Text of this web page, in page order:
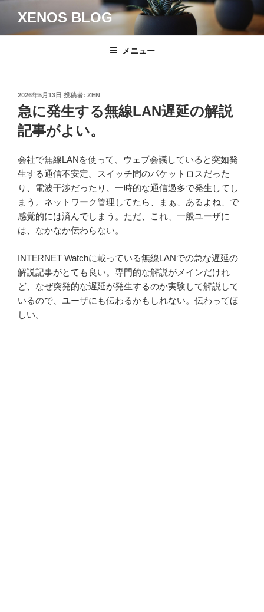
テ
XENOS BLOG
メニュー
投
稿
日:
2026年5月13日 投稿者: ZEN
急に発生する無線LAN遅延の解説
記事がよい。
会社で無線LANを使って、ウェブ会議していると突如発
生する通信不安定。スイッチ間のパケットロスだった
り、電波干渉だったり、一時的な通信過多で発生してし
まう。ネットワーク管理してたら、まぁ、あるよね、で
感覚的には済んでしまう。ただ、これ、一般ユーザに
は、なかなか伝わらない。
INTERNET Watchに載っている無線LANでの急な遅延の
解説記事がとても良い。専門的な解説がメインだけれ
ど、なぜ突発的な遅延が発生するのか実験して解説して
いるので、ユーザにも伝わるかもしれない。伝わってほ
しい。